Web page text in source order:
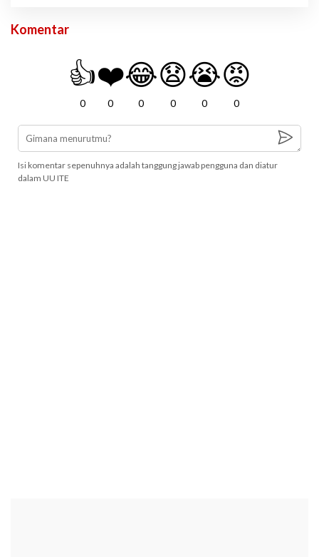
Komentar
👍
0
❤️
0
😂
0
😧
0
😭
0
😡
0
Isi komentar sepenuhnya adalah tanggung jawab pengguna dan diatur
dalam UU ITE